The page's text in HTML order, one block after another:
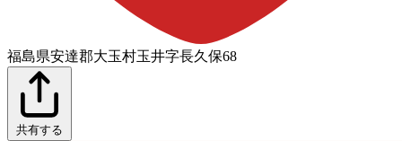
福島県安達郡大玉村玉井字長久保68
共有する